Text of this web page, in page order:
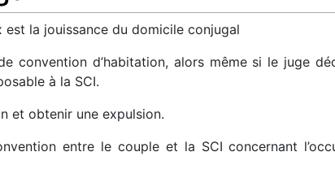
est la jouissance du domicile conjugal
convention d’habitation, alors même si le juge
à la SCI.
et obtenir une expulsion.
entre le couple et la SCI concernant